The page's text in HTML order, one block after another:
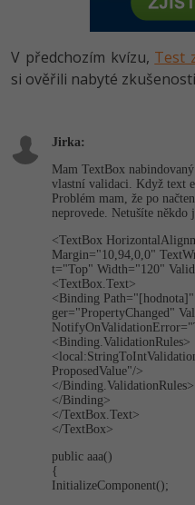
HTML5, CSS3,
SQL a databáze
UML a návrhové
React
Spring
ASP.NET MVC
Django
Best practices
PHP
JavaScript
HTML / CSS
UML a návrhové
MySQL/MariaDB
MS-SQL
SQLite
Vývojář
Specialista na AI
Tester
Systémový
Grafik / UX/UI
3D grafik
Projektový
Databázový
Copywriter
WordPress
-80%
JavaScript -80%
Swift -80%
-80%
C -80%
VB.NET
SQL
Návrh SW -80%
Umělá inteligence
V předchozím kvízu, Test
si ověřili nabyté
Jirka:
Mam TextBox
vlastní validaci. Když text
Problém mam, že po
neprovede. Netušíte někdo
<TextBox
Margin="10,94,0,0"
t="Top" Width="120"
<TextBox.Text>
<Binding
ger="PropertyChan­ged"
<Binding.Vali­dationRules>
ProposedValue"/>
</Binding.Vali­dationRules>
</Binding>
</TextBox.Text>
</TextBox>
public aaa()
{
InitializeCom­ponent();